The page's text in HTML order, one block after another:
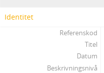
Identitet
Referenskod
Titel
Datum
Beskrivningsnivå